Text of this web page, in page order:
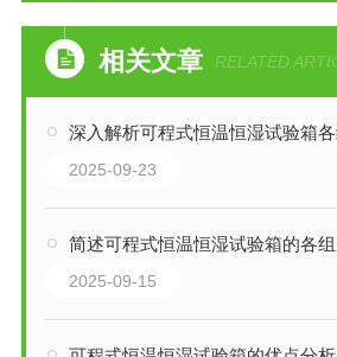
相关文章 RELATED
深入解析可程式恒温恒湿试验箱各
2025-09-23
简述可程式恒温恒湿试验箱的各
2025-09-15